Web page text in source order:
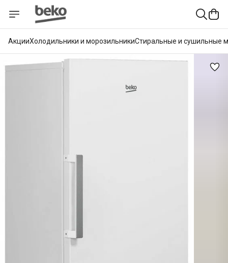
АкцииХолодильники и морозильникиСтиральные и сушильные